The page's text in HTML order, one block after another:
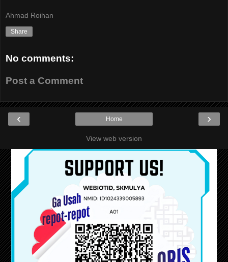
Ahmad Roihan
Share
No comments:
Post a Comment
‹ ›
Home
View web version